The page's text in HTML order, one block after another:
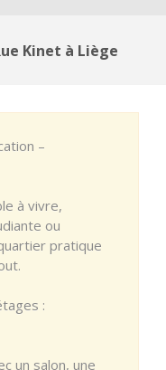
Kinet à Liège
–
à vivre,
ou
pratique
:
un salon, une